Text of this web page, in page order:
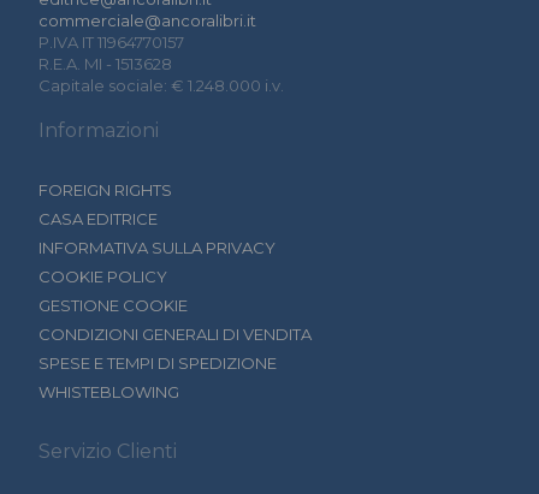
commerciale@ancoralibri.it
P.IVA IT 11964770157
R.E.A. MI - 1513628
Capitale sociale: € 1.248.000 i.v.
Informazioni
FOREIGN RIGHTS
CASA EDITRICE
INFORMATIVA SULLA PRIVACY
COOKIE POLICY
GESTIONE COOKIE
CONDIZIONI GENERALI DI VENDITA
SPESE E TEMPI DI SPEDIZIONE
WHISTEBLOWING
Servizio Clienti